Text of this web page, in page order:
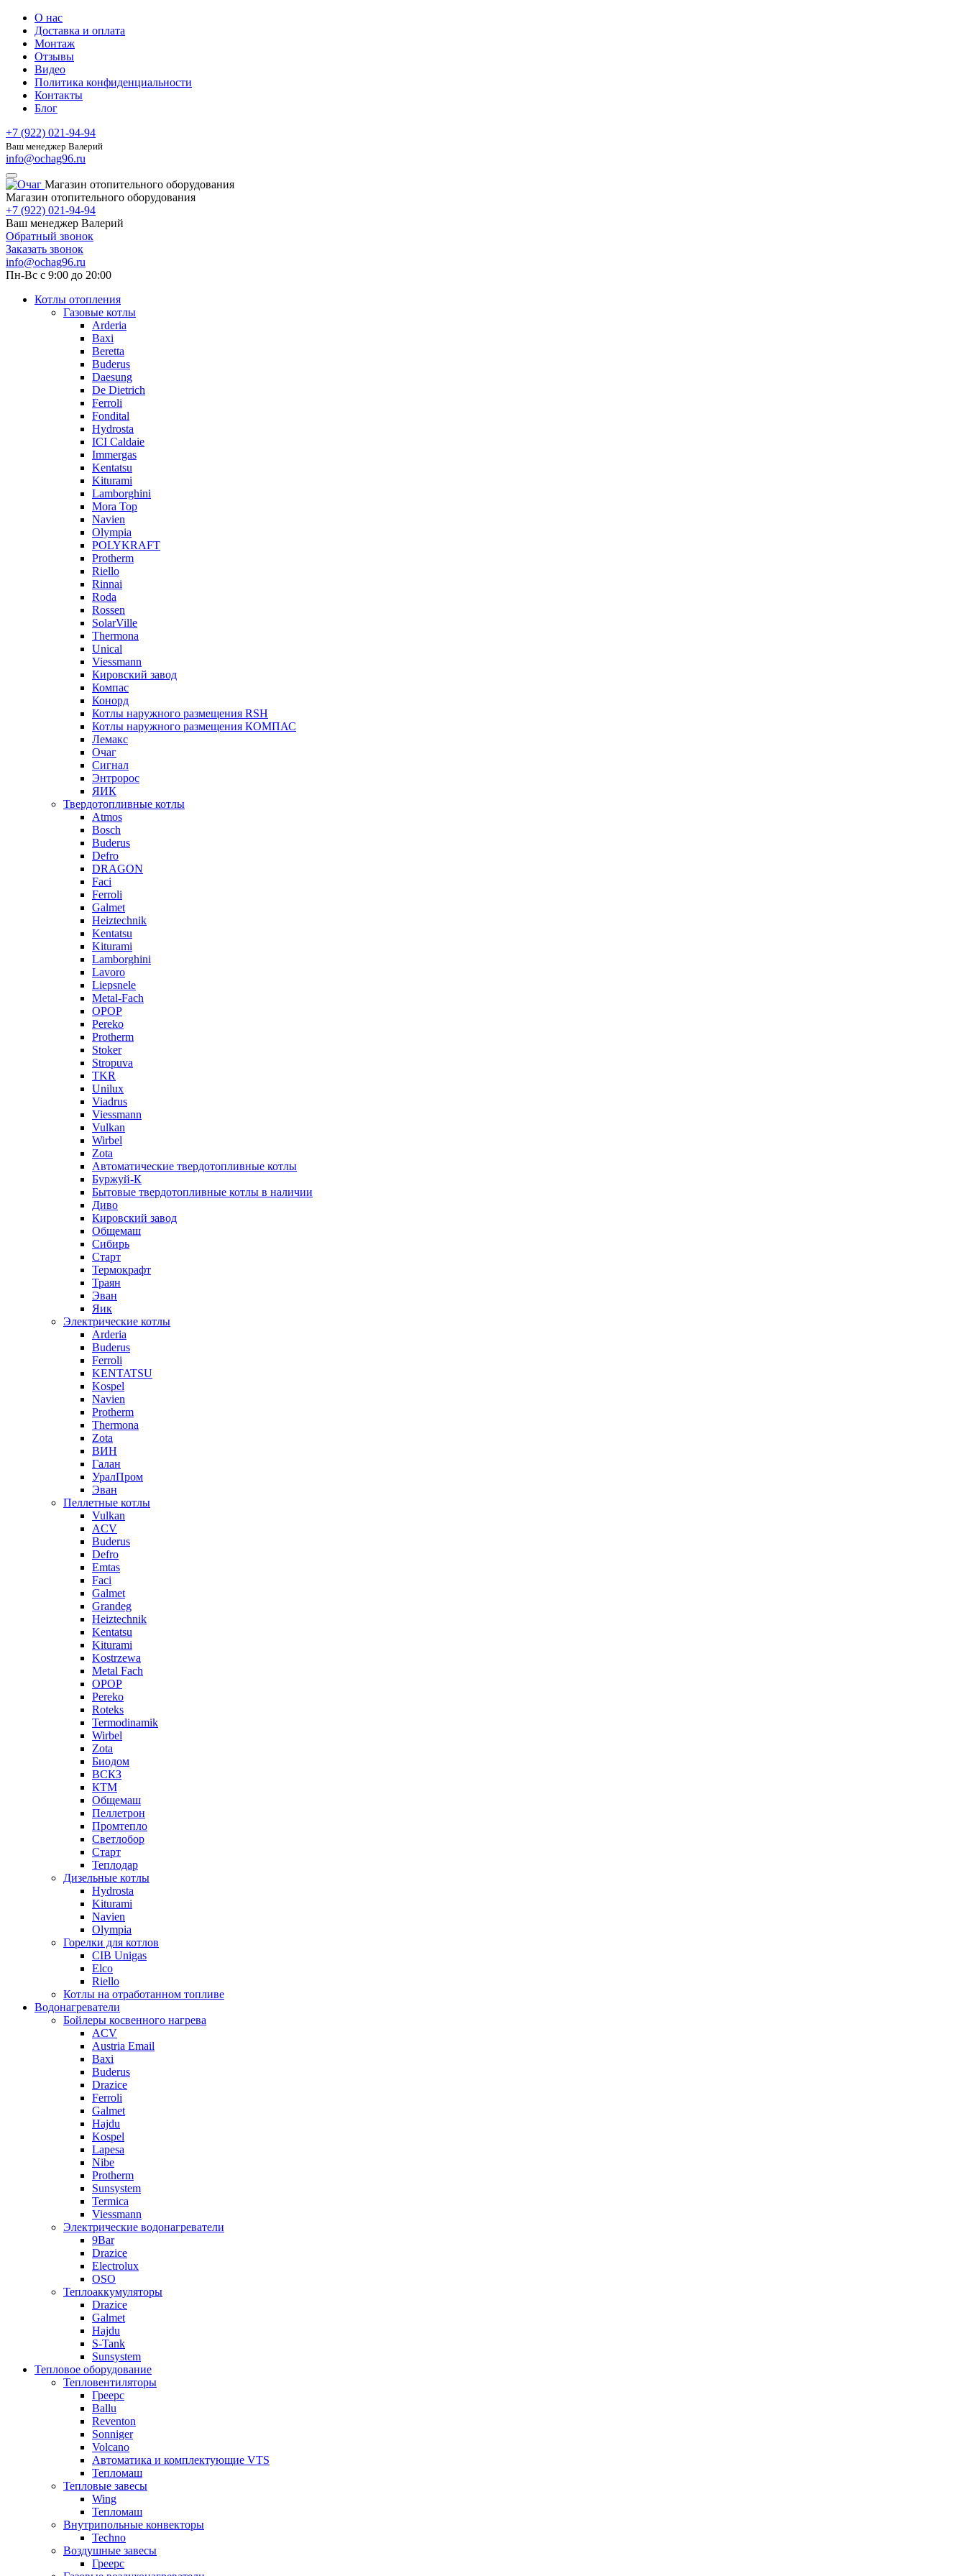
О нас
Доставка и оплата
Монтаж
Отзывы
Видео
Политика конфиденциальности
Контакты
Блог
+7 (922) 021-94-94
Ваш менеджер Валерий
info@ochag96.ru
Магазин отопительного оборудования
Магазин отопительного оборудования
+7 (922) 021-94-94
Ваш менеджер Валерий
Обратный звонок
Заказать звонок
info@ochag96.ru
Пн-Вс с 9:00 до 20:00
Котлы отопления
Газовые котлы
Arderia
Baxi
Beretta
Buderus
Daesung
De Dietrich
Ferroli
Fondital
Hydrosta
ICI Caldaie
Immergas
Kentatsu
Kiturami
Lamborghini
Mora Top
Navien
Olympia
POLYKRAFT
Protherm
Riello
Rinnai
Roda
Rossen
SolarVille
Thermona
Unical
Viessmann
Кировский завод
Компас
Конорд
Котлы наружного размещения RSH
Котлы наружного размещения КОМПАС
Лемакс
Очаг
Сигнал
Энтророс
ЯИК
Твердотопливные котлы
Atmos
Bosch
Buderus
Defro
DRAGON
Faci
Ferroli
Galmet
Heiztechnik
Kentatsu
Kiturami
Lamborghini
Lavoro
Liepsnele
Metal-Fach
OPOP
Pereko
Protherm
Stoker
Stropuva
TKR
Unilux
Viadrus
Viessmann
Vulkan
Wirbel
Zota
Автоматические твердотопливные котлы
Буржуй-К
Бытовые твердотопливные котлы в наличии
Диво
Кировский завод
Общемаш
Сибирь
Старт
Термокрафт
Траян
Эван
Яик
Электрические котлы
Arderia
Buderus
Ferroli
KENTATSU
Kospel
Navien
Protherm
Thermona
Zota
ВИН
Галан
УралПром
Эван
Пеллетные котлы
Vulkan
ACV
Buderus
Defro
Emtas
Faci
Galmet
Grandeg
Heiztechnik
Kentatsu
Kiturami
Kostrzewa
Metal Fach
OPOP
Pereko
Roteks
Termodinamik
Wirbel
Zota
Биодом
ВСКЗ
КТМ
Общемаш
Пеллетрон
Промтепло
Светлобор
Старт
Теплодар
Дизельные котлы
Hydrosta
Kiturami
Navien
Olympia
Горелки для котлов
CIB Unigas
Elco
Riello
Котлы на отработанном топливе
Водонагреватели
Бойлеры косвенного нагрева
ACV
Austria Email
Baxi
Buderus
Drazice
Ferroli
Galmet
Hajdu
Kospel
Lapesa
Nibe
Protherm
Sunsystem
Termica
Viessmann
Электрические водонагреватели
9Bar
Drazice
Electrolux
OSO
Теплоаккумуляторы
Drazice
Galmet
Hajdu
S-Tank
Sunsystem
Тепловое оборудование
Тепловентиляторы
Греерс
Ballu
Reventon
Sonniger
Volcano
Автоматика и комплектующие VTS
Тепломаш
Тепловые завесы
Wing
Тепломаш
Внутрипольные конвекторы
Techno
Воздушные завесы
Греерс